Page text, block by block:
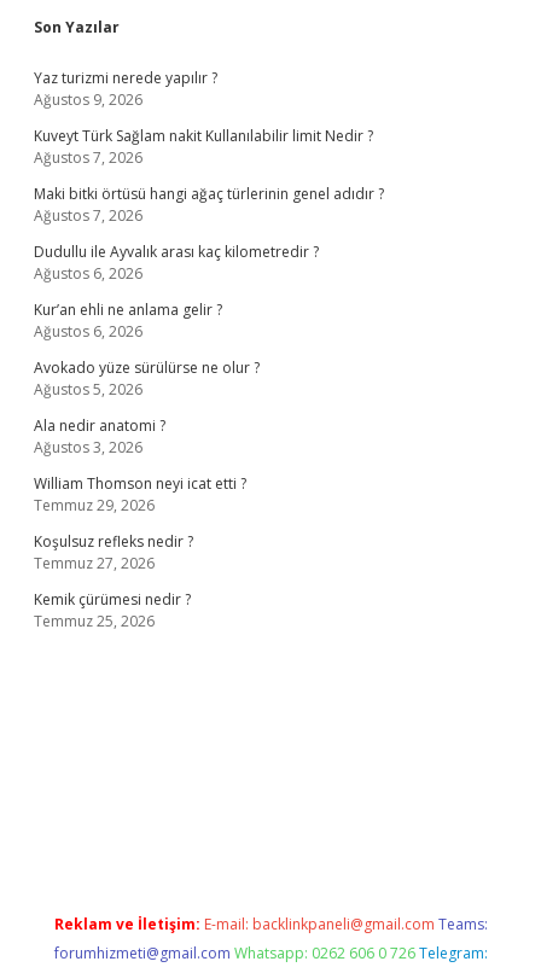
Son Yazılar
Yaz turizmi nerede yapılır ?
Ağustos 9, 2026
Kuveyt Türk Sağlam nakit Kullanılabilir limit Nedir ?
Ağustos 7, 2026
Maki bitki örtüsü hangi ağaç türlerinin genel adıdır ?
Ağustos 7, 2026
Dudullu ile Ayvalık arası kaç kilometredir ?
Ağustos 6, 2026
Kur’an ehli ne anlama gelir ?
Ağustos 6, 2026
Avokado yüze sürülürse ne olur ?
Ağustos 5, 2026
Ala nedir anatomi ?
Ağustos 3, 2026
William Thomson neyi icat etti ?
Temmuz 29, 2026
Koşulsuz refleks nedir ?
Temmuz 27, 2026
Kemik çürümesi nedir ?
Temmuz 25, 2026
Reklam ve İletişim: E-mail: backlinkpaneli@gmail.com Teams:
forumhizmeti@gmail.com Whatsapp: 0262 606 0 726 Telegram: